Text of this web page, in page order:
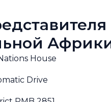
House
Drive